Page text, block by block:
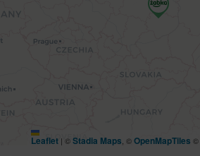
Leaflet | ©Stadia Maps , ©OpenMapTiles ©